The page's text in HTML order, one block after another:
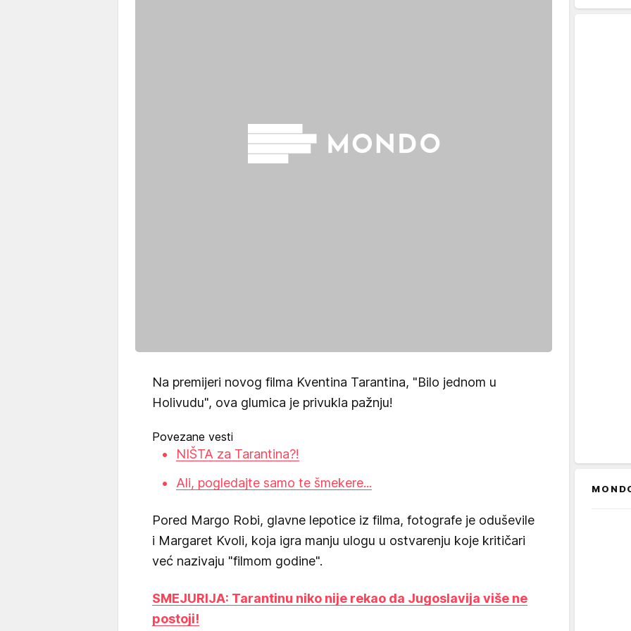
Na premijeri novog filma Kventina Tarantina, "Bilo jednom u
Holivudu", ova glumica je privukla pažnju!
Povezane vesti
NIŠTA za Tarantina?!
Ali, pogledajte samo te šmekere...
Pored Margo Robi, glavne lepotice iz filma, fotografe je oduševile
i Margaret Kvoli, koja igra manju ulogu u ostvarenju koje kritičari
već nazivaju "filmom godine".
SMEJURIJA: Tarantinu niko nije rekao da Jugoslavija više ne
postoji!